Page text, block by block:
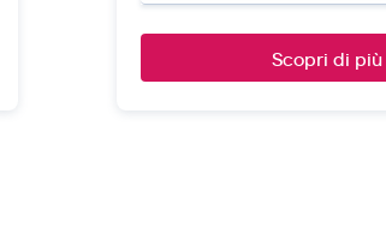
Scopri di più